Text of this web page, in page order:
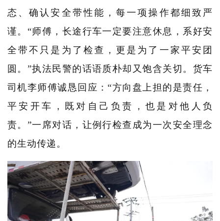
态、确认安全带性能，每一项操作都细致严
谨。“师傅，长途行车一定要注意休息，系好安
全带不只是为了检查，更是为了一家平安团
圆。”执法民警的话语质朴却又饱含关切。货车
司机李师傅诚恳回应：“方向盘上担的是责任，
平安开车，既对自己负责，也是对他人负
责。”一席对话，让例行检查成为一次安全理念
的生动传递。